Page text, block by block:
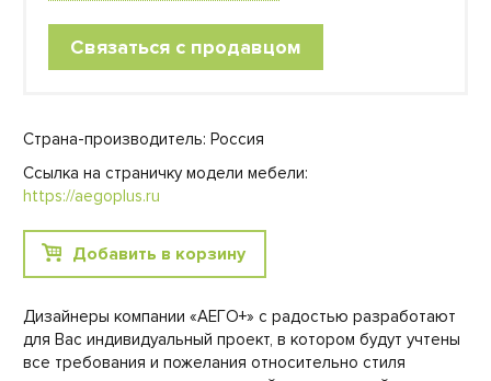
Связаться с продавцом
Страна-производитель: Россия
Ссылка на страничку модели мебели:
https://aegoplus.ru
Добавить в корзину
Дизайнеры компании «АЕГО+» с радостью разработают
для Вас индивидуальный проект, в котором будут учтены
все требования и пожелания относительно стиля